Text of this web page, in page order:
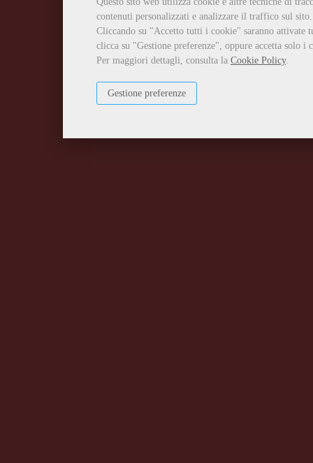
contenuti personalizzati e analizzare il traffico sul sito.
Cliccando su "Accetto tutti i cookie" saranno attivate
clicca su "Gestione preferenze", oppure accetta solo
Per maggiori dettagli, consulta la Cookie Policy.
Gestione preferenze